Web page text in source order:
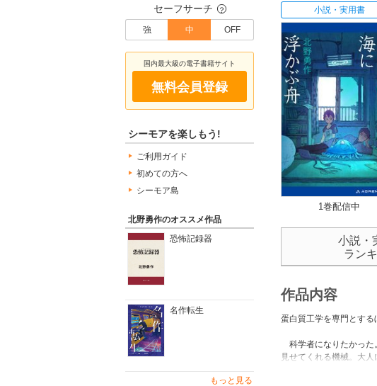
セーフサーチ ？
強 中 OFF
国内最大級の電子書籍サイト
無料会員登録
シーモアを楽しもう!
ご利用ガイド
初めての方へ
シーモア島
北野勇作のオススメ作品
恐怖記録器
名作転生
もっと見る
小説・実用書
1巻配信中
小説・
ラン
作品内容
蛋白質工学を専門とす
科学者になりたかった
見せてくれる機械。大
られることになった研